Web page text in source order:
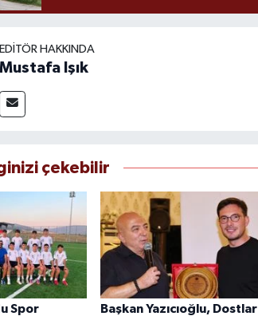
EDITÖR HAKKINDA
Mustafa Işık
çekebilir
Spor
Başkan Yazıcıoğlu, Dostlar